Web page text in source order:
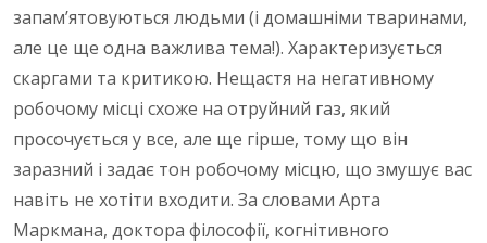
запам’ятовуються людьми (і домашніми тваринами,
але це ще одна важлива тема!). Характеризується
скаргами та критикою. Нещастя на негативному
робочому місці схоже на отруйний газ, який
просочується у все, але ще гірше, тому що він
заразний і задає тон робочому місцю, що змушує вас
навіть не хотіти входити. За словами Арта
Маркмана, доктора філософії, когнітивного